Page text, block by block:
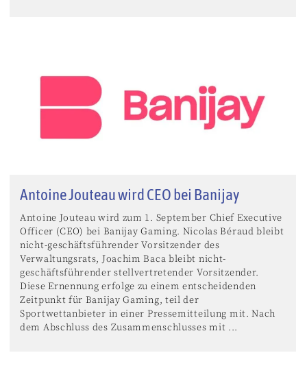
Antoine Jouteau wird CEO bei Banijay
Antoine Jouteau wird zum 1. September Chief Executive
Officer (CEO) bei Banijay Gaming. Nicolas Béraud bleibt
nicht-geschäftsführender Vorsitzender des
Verwaltungsrats, Joachim Baca bleibt nicht-
geschäftsführender stellvertretender Vorsitzender.
Diese Ernennung erfolge zu einem entscheidenden
Zeitpunkt für Banijay Gaming, teil der
Sportwettanbieter in einer Pressemitteilung mit. Nach
dem Abschluss des Zusammenschlusses mit ...